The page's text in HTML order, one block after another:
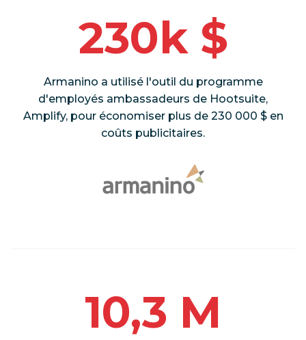
230k $
Armanino a utilisé l'outil du programme
d'employés ambassadeurs de Hootsuite,
Amplify, pour économiser plus de 230 000 $ en
coûts publicitaires.
10,3 M